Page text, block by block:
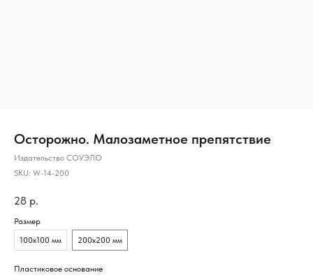
Осторожно. Малозаметное препятствие
Издательство СОУЭЛО
SKU: W-14-200
28 р.
Размер
100х100 мм
200х200 мм
Пластиковое основание